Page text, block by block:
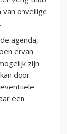
onveilige
agenda,
ervan
zijn
door
een